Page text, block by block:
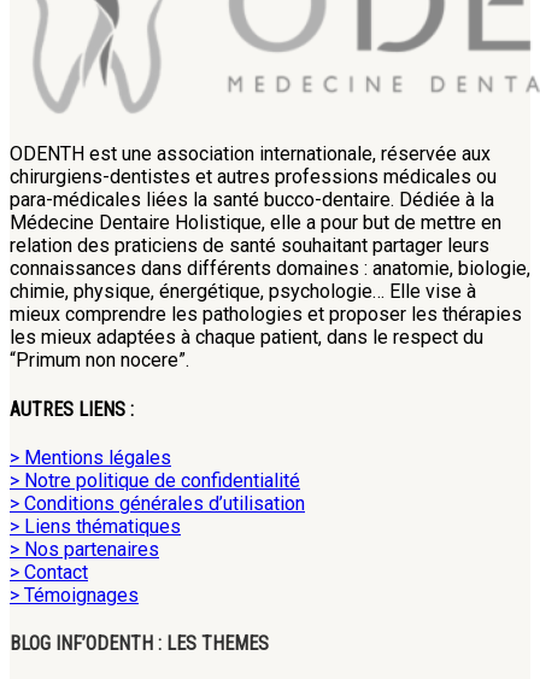
ODENTH est une association internationale, réservée aux
chirurgiens-dentistes et autres professions médicales ou
para-médicales liées la santé bucco-dentaire. Dédiée à la
Médecine Dentaire Holistique, elle a pour but de mettre en
relation des praticiens de santé souhaitant partager leurs
connaissances dans différents domaines : anatomie, biologie,
chimie, physique, énergétique, psychologie… Elle vise à
mieux comprendre les pathologies et proposer les thérapies
les mieux adaptées à chaque patient, dans le respect du
“Primum non nocere”.
AUTRES LIENS :
> Mentions légales
> Notre politique de confidentialité
> Conditions générales d’utilisation
> Liens thématiques
> Nos partenaires
> Contact
> Témoignages
BLOG INF’ODENTH : LES THEMES